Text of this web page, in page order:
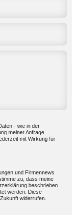
- wie in der
meiner Anfrage
mit Wirkung für
und Firmennews
zu, dass meine
beschrieben
werden. Diese
widerrufen.